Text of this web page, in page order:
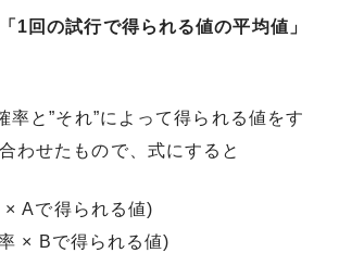
「1回の試行で得られる値の平均値」
率と”それ”によって得られる値をす
わせたもので、式にすると
Aで得られる値)
× Bで得られる値)